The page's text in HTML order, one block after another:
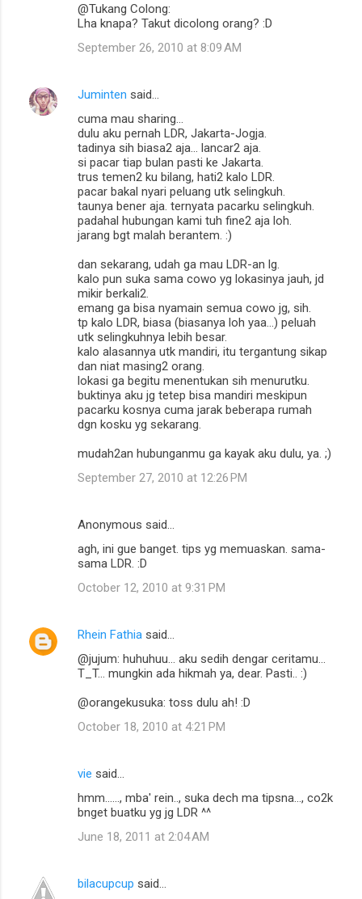
@Tukang Colong:
Lha knapa? Takut dicolong orang? :D
September 26, 2010 at 8:09 AM
Juminten said…
cuma mau sharing...
dulu aku pernah LDR, Jakarta-Jogja.
tadinya sih biasa2 aja... lancar2 aja.
si pacar tiap bulan pasti ke Jakarta.
trus temen2 ku bilang, hati2 kalo LDR.
pacar bakal nyari peluang utk selingkuh.
taunya bener aja. ternyata pacarku selingkuh.
padahal hubungan kami tuh fine2 aja loh.
jarang bgt malah berantem. :)
dan sekarang, udah ga mau LDR-an lg.
kalo pun suka sama cowo yg lokasinya jauh, jd
mikir berkali2.
emang ga bisa nyamain semua cowo jg, sih.
tp kalo LDR, biasa (biasanya loh yaa...) peluah
utk selingkuhnya lebih besar.
kalo alasannya utk mandiri, itu tergantung sikap
dan niat masing2 orang.
lokasi ga begitu menentukan sih menurutku.
buktinya aku jg tetep bisa mandiri meskipun
pacarku kosnya cuma jarak beberapa rumah
dgn kosku yg sekarang.
mudah2an hubunganmu ga kayak aku dulu, ya. ;)
September 27, 2010 at 12:26 PM
Anonymous said…
agh, ini gue banget. tips yg memuaskan. sama-
sama LDR. :D
October 12, 2010 at 9:31 PM
Rhein Fathia said…
@jujum: huhuhuu... aku sedih dengar ceritamu...
T_T... mungkin ada hikmah ya, dear. Pasti.. :)
@orangekusuka: toss dulu ah! :D
October 18, 2010 at 4:21 PM
vie said…
hmm......, mba' rein.., suka dech ma tipsna..., co2k
bnget buatku yg jg LDR ^^
June 18, 2011 at 2:04 AM
bilacupcup said…